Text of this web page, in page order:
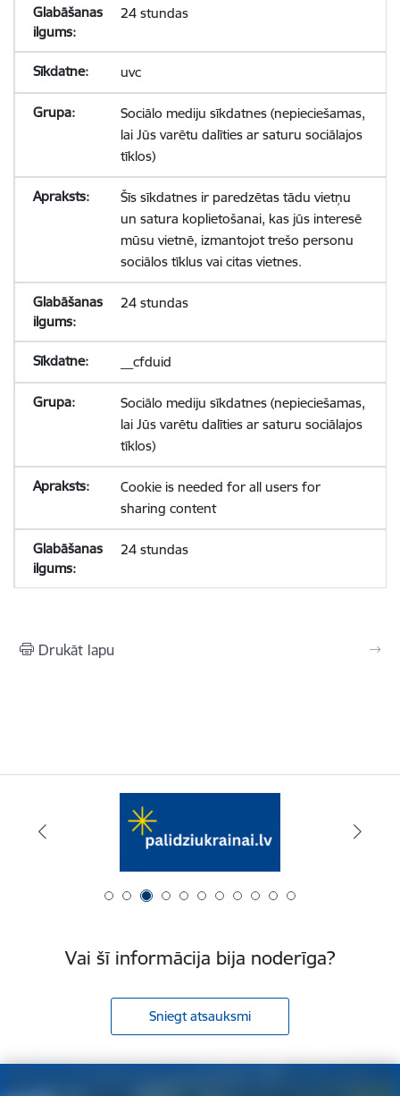
24 stundas
uvc
Sociālo mediju sīkdatnes (nepieciešamas,
lai Jūs varētu dalīties ar saturu sociālajos
tīklos)
Šīs sīkdatnes ir paredzētas tādu vietņu
un satura koplietošanai, kas jūs interesē
mūsu vietnē, izmantojot trešo personu
sociālos tīklus vai citas vietnes.
24 stundas
__cfduid
Sociālo mediju sīkdatnes (nepieciešamas,
lai Jūs varētu dalīties ar saturu sociālajos
tīklos)
Cookie is needed for all users for
sharing content
24 stundas
Drukāt lapu
Vai šī informācija bija noderīga?
Sniegt atsauksmi